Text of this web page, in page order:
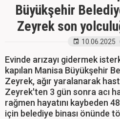
Büyükşehir
Zeyrek son
10.06.2025
Evinde arızayı gidermek
kapılan Manisa Büyükşehir
Zeyrek, ağır yaralanarak
Zeyrek'ten 3 gün sonra acı
rağmen hayatını kaybeden
için belediye binası önünde